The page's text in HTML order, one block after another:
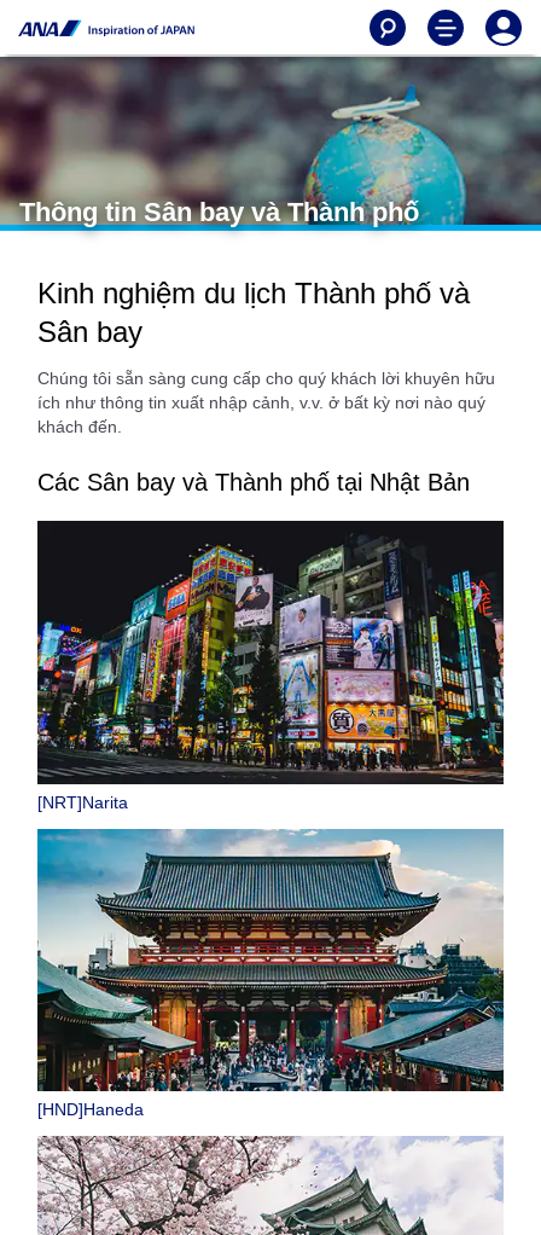
Thông tin Sân bay và Thành phố
Kinh nghiệm du lịch Thành phố và
Sân bay
Chúng tôi sẵn sàng cung cấp cho quý khách lời khuyên hữu
ích như thông tin xuất nhập cảnh, v.v. ở bất kỳ nơi nào quý
khách đến.
Các Sân bay và Thành phố tại Nhật Bản
[NRT]Narita
[HND]Haneda